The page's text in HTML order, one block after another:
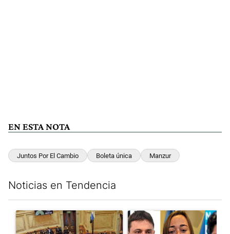
EN ESTA NOTA
Juntos Por El Cambio Boleta única Manzur
Noticias en Tendencia
Un artículo de tendencia con el título "Qué queda de la ley de
Un artículo de tendencia con